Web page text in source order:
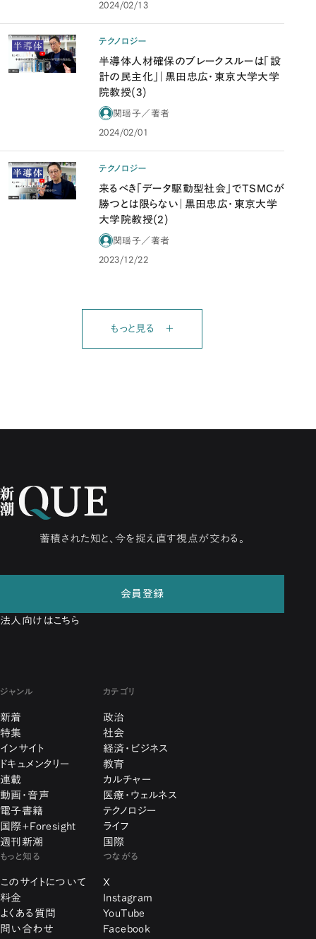
2024/02/13
テクノロジー
半導体人材確保のブレークスルーは「設
計の民主化」｜黒田忠広・東京大学大学
院教授(3)
関瑶子／著者
2024/02/01
テクノロジー
来るべき「データ駆動型社会」でTSMCが
勝つとは限らない｜黒田忠広・東京大学
大学院教授(2)
関瑶子／著者
2023/12/22
もっと見る ＋
蓄積された知と、今を捉え直す視点が交わる。
会員登録
法人向けはこちら
ジャンル
新着
特集
インサイト
ドキュメンタリー
連載
動画・音声
電子書籍
国際+Foresight
週刊新潮
カテゴリ
政治
社会
経済・ビジネス
教育
カルチャー
医療・ウェルネス
テクノロジー
ライフ
国際
もっと知る
このサイトについて
料金
よくある質問
問い合わせ
つながる
X
Instagram
YouTube
Facebook